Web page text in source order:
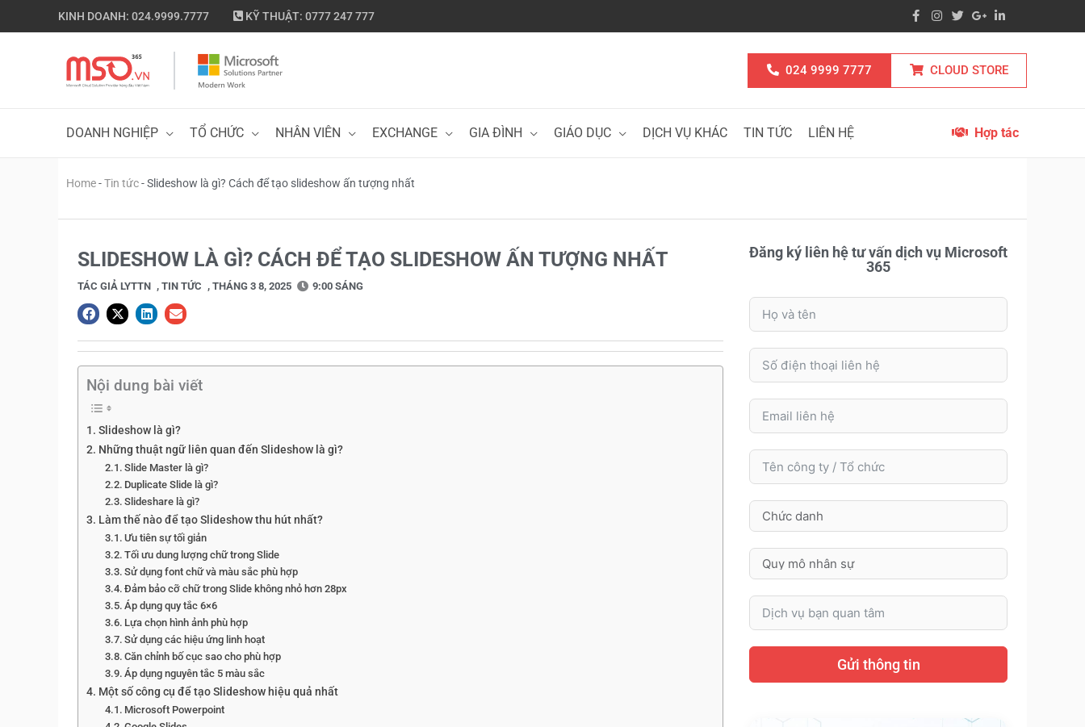
KINH DOANH: 024.9999.7777 KỸ THUẬT: 0777 247 777
024 9999 7777 CLOUD STORE
DOANH NGHIỆP TỔ CHỨC NHÂN VIÊN EXCHANGE GIA ĐÌNH GIÁO DỤC DỊCH VỤ KHÁC TIN TỨC LIÊN HỆ Hợp tác
Home-Tin tức-Slideshow là gì? Cách để tạo slideshow ấn tượng nhất
SLIDESHOW LÀ GÌ? CÁCH ĐỂ TẠO SLIDESHOW ẤN TƯỢNG NHẤT
TÁC GIẢ LYTTN , TIN TỨC , THÁNG 3 8, 2025 9:00 SÁNG
Nội dung bài viết
Slideshow là gì?
Những thuật ngữ liên quan đến Slideshow là gì?
Slide Master là gì?
Duplicate Slide là gì?
Slideshare là gì?
Làm thế nào để tạo Slideshow thu hút nhất?
Ưu tiên sự tối giản
Tối ưu dung lượng chữ trong Slide
Sử dụng font chữ và màu sắc phù hợp
Đảm bảo cỡ chữ trong Slide không nhỏ hơn 28px
Áp dụng quy tắc 6×6
Lựa chọn hình ảnh phù hợp
Sử dụng các hiệu ứng linh hoạt
Căn chỉnh bố cục sao cho phù hợp
Áp dụng nguyên tắc 5 màu sắc
Một số công cụ để tạo Slideshow hiệu quả nhất
Microsoft Powerpoint
Đăng ký liên hệ tư vấn dịch vụ Microsoft
365
Gửi thông tin